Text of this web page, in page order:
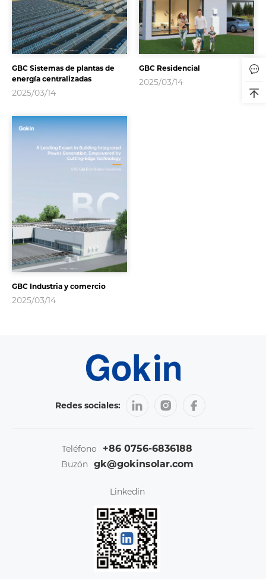
GBC Sistemas de plantas de
energía centralizadas
2025/03/14
GBC Residencial
2025/03/14
GBC Industria y comercio
2025/03/14
Redes sociales:
Teléfono +86 0756-6836188
Buzón gk@gokinsolar.com
Linkedin